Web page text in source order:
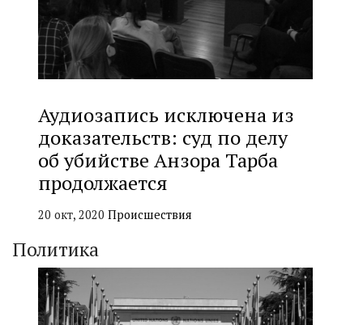
Аудиозапись исключена из
доказательств: суд по делу
об убийстве Анзора Тарба
продолжается
20 окт, 2020 Происшествия
Политика